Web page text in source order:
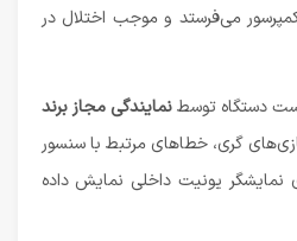
می‌فرستد و موجب اختلال در
است دستگاه توسطنمایندگی مجاز برند
گری، خطاهای مرتبط با سنسور
نمایشگر یونیت داخلی نمایش داده